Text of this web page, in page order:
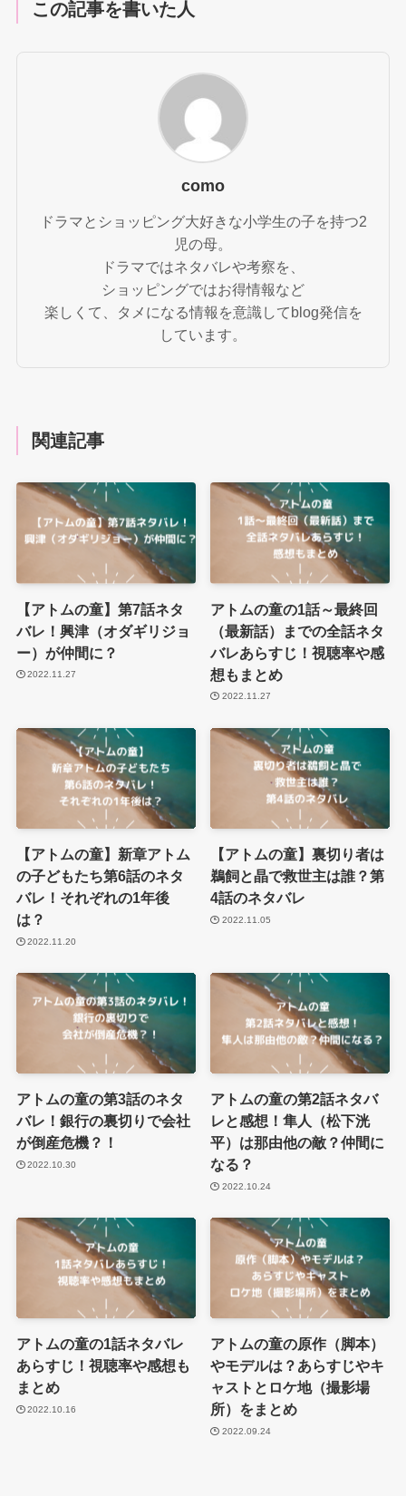
この記事を書いた人
como
ドラマとショッピング大好きな小学生の子を持つ2
児の母。
ドラマではネタバレや考察を、
ショッピングではお得情報など
楽しくて、タメになる情報を意識してblog発信を
しています。
関連記事
【アトムの童】第7話ネタ
バレ！興津（オダギリジョ
ー）が仲間に？
2022.11.27
アトムの童の1話～最終回
（最新話）までの全話ネタ
バレあらすじ！視聴率や感
想もまとめ
2022.11.27
【アトムの童】新章アトム
の子どもたち第6話のネタ
バレ！それぞれの1年後
は？
2022.11.20
【アトムの童】裏切り者は
鵜飼と晶で救世主は誰？第
4話のネタバレ
2022.11.05
アトムの童の第3話のネタ
バレ！銀行の裏切りで会社
が倒産危機？！
2022.10.30
アトムの童の第2話ネタバ
レと感想！隼人（松下洸
平）は那由他の敵？仲間に
なる？
2022.10.24
アトムの童の1話ネタバレ
あらすじ！視聴率や感想も
まとめ
2022.10.16
アトムの童の原作（脚本）
やモデルは？あらすじやキ
ャストとロケ地（撮影場
所）をまとめ
2022.09.24